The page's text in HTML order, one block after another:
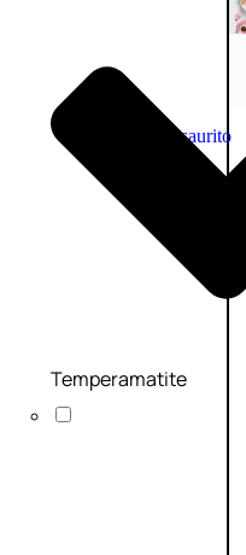
Esaurito
Temperamatite